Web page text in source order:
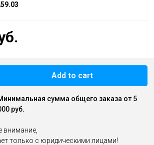
Add to cart
сумма общего заказа от 5
руб.
только с юридическими лицами!